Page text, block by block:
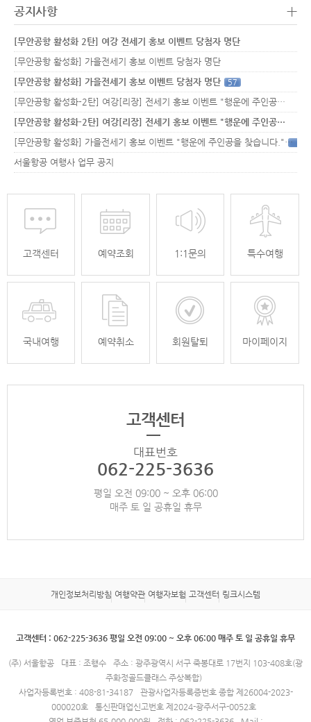
공지사항 +
[무안공항 활성화 2탄] 여강 전세기 홍보 이벤트 당첨자 명단
[무안공항 활성화] 가을전세기 홍보 이벤트 당첨자 명단
[무안공항 활성화] 가을전세기 홍보 이벤트 당첨자 명단
57
[무안공항 활성화-2탄] 여강[리장] 전세기 홍보 이벤트 "행운에 주인공…
[무안공항 활성화-2탄] 여강[리장] 전세기 홍보 이벤트 "행운에 주인공…
[무안공항 활성화] 가을전세기 홍보 이벤트 "행운에 주인공을 찾습니다."33
서울항공 여행사 업무 공지
고객센터 예약조회 1:1문의 특수여행
국내여행 예약취소 회원탈퇴 마이페이지
고객센터
대표번호
062-225-3636
평일 오전 09:00 ~ 오후 06:00
매주 토 일 공휴일 휴무
개인정보처리방침 여행약관 여행자보험 고객센터 링크시스템
고객센터 : 062-225-3636 평일 오전 09:00 ~ 오후 06:00 매주 토 일 공휴일 휴무
(주) 서울항공 대표 : 조행수
주소 : 광주광역시 서구 죽봉대로 17번지 103-408호(광
주화정골드클래스 주상복합)
사업자등록번호 : 408-81-34187
관광사업자등록증번호 종합 제26004-2023-
000020호
통신판매업신고번호 제2024-광주서구-0052호